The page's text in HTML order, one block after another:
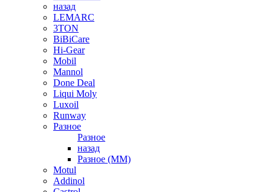
назад
LEMARC
3TON
BiBiCare
Hi-Gear
Mobil
Mannol
Done Deal
Liqui Moly
Luxoil
Runway
Разное
Разное
назад
Разное (ММ)
Motul
Addinol